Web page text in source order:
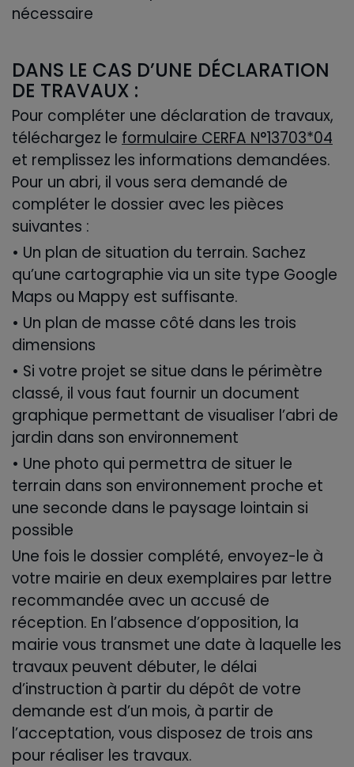
nécessaire
DANS LE CAS D’UNE DÉCLARATION
DE TRAVAUX :
Pour compléter une déclaration de travaux,
téléchargez le formulaire CERFA N°13703*04
et remplissez les informations demandées.
Pour un abri, il vous sera demandé de
compléter le dossier avec les pièces
suivantes :
• Un plan de situation du terrain. Sachez
qu’une cartographie via un site type Google
Maps ou Mappy est suffisante.
• Un plan de masse côté dans les trois
dimensions
• Si votre projet se situe dans le périmètre
classé, il vous faut fournir un document
graphique permettant de visualiser l’abri de
jardin dans son environnement
• Une photo qui permettra de situer le
terrain dans son environnement proche et
une seconde dans le paysage lointain si
possible
Une fois le dossier complété, envoyez-le à
votre mairie en deux exemplaires par lettre
recommandée avec un accusé de
réception. En l’absence d’opposition, la
mairie vous transmet une date à laquelle les
travaux peuvent débuter, le délai
d’instruction à partir du dépôt de votre
demande est d’un mois, à partir de
l’acceptation, vous disposez de trois ans
pour réaliser les travaux.